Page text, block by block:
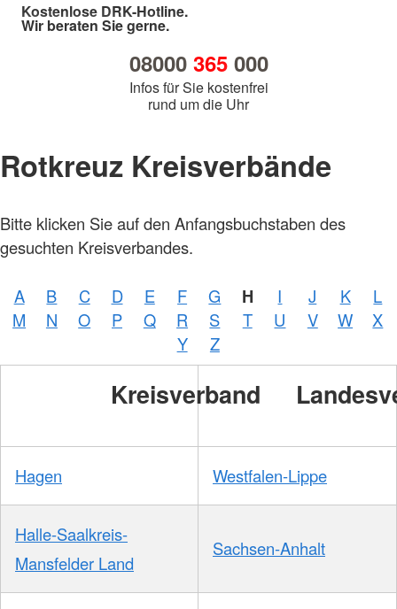
Kostenlose DRK-Hotline.
Wir beraten Sie gerne.
08000 365000
Infos für Sie kostenfrei
rund um die Uhr
Rotkreuz Kreisverbände
Bitte klicken Sie auf den Anfangsbuchstaben des
gesuchten Kreisverbandes.
A B C D E F G H I J K
L
M
N O P Q R S T U V W
X
Y
Z
Kreisverband
Hagen Westfalen-Lippe
Halle-Saalkreis-
Mansfelder Land
Sachsen-Anhalt